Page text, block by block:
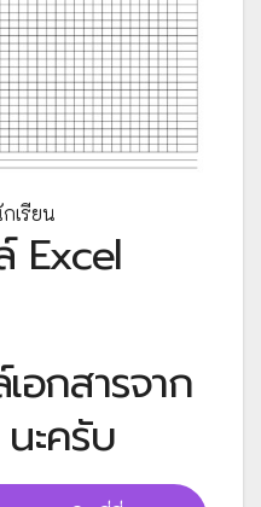
เรียน
Excel
อกสารจาก
ะครับ